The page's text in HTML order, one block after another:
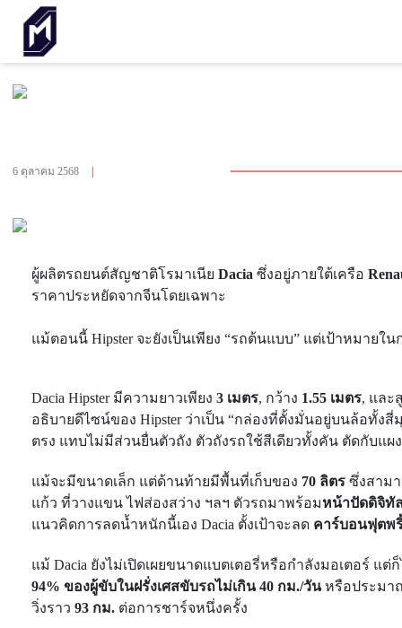
6 ตุลาคม 2568
ผู้ผลิตรถยนต์สัญชาติโรมาเนีย Dacia ซึ่งอยู่ภายใต้เครือ
ราคาประหยัดจากจีนโดยเฉพาะ
แม้ตอนนี้ Hipster จะยังเป็นเพียง “รถต้นแบบ” แต่เป้าหมายใ
Dacia Hipster มีความยาวเพียง 3 เมตร, กว้าง 1.55 เมตร, และ
อธิบายดีไซน์ของ Hipster ว่าเป็น “กล่องที่ตั้งมั่นอยู่บนล้อทั้
ตรง แทบไม่มีส่วนยื่นตัวถัง ตัวถังรถใช้สีเดียวทั้งคัน ตัดกับแ
แม้จะมีขนาดเล็ก แต่ด้านท้ายมีพื้นที่เก็บของ 70 ลิตร ซึ่งสาม
แก้ว ที่วางแขน ไฟส่องสว่าง ฯลฯ ตัวรถมาพร้อมหน้าปัดดิจิทั
แนวคิดการลดน้ำหนักนี้เอง Dacia ตั้งเป้าจะลด คาร์บอนฟุตพ
แม้ Dacia ยังไม่เปิดเผยขนาดแบตเตอรี่หรือกำลังมอเตอร์
94% ของผู้ขับในฝรั่งเศสขับรถไม่เกิน 40 กม./วันหรือประม
วิ่งราว 93 กม. ต่อการชาร์จหนึ่งครั้ง